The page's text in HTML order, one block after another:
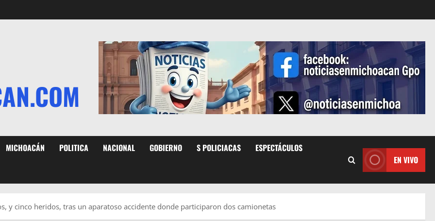
MICHOACÁN POLITICA NACIONAL GOBIERNO S POLICIACAS ESPECTÁCULOS
EN VIVO
y cinco heridos, tras un aparatoso accidente donde participaron dos camionetas